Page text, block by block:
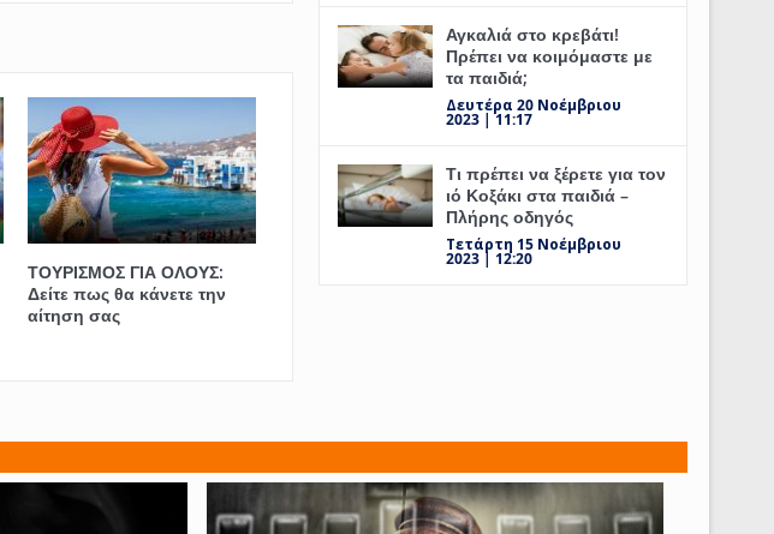
ΤΟΥΡΙΣΜΟΣ ΓΙΑ ΟΛΟΥΣ:
Δείτε πως θα κάνετε την
αίτηση σας
Αγκαλιά στο κρεβάτι!
Πρέπει να κοιμόμαστε με
τα παιδιά;
Δευτέρα 20 Νοέμβριου
2023 | 11:17
Τι πρέπει να ξέρετε για τον
ιό Κοξάκι στα παιδιά –
Πλήρης οδηγός
Τετάρτη 15 Νοέμβριου
2023 | 12:20